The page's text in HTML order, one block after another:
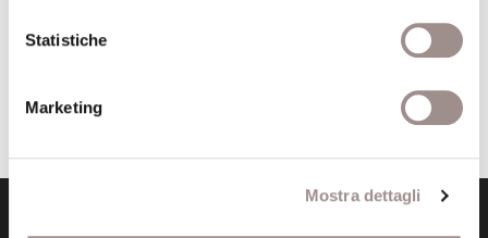
Statistiche
Marketing
Mostra dettagli
Torna all'archivio conferenze